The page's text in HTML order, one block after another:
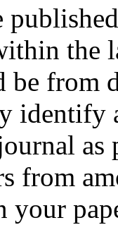
the
be from
from
your